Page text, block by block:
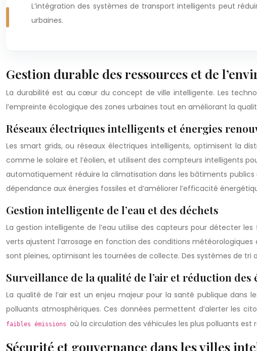
L’intégration des systèmes de transport intelligents peut
urbaines.
Gestion durable des ressources et de
La durabilité est au cœur du concept de ville intelligente. Les
l’empreinte écologique des zones urbaines tout en améliorant la
Réseaux électriques intelligents et énergies
Les smart grids, ou réseaux électriques intelligents, optimisent la
comme le solaire et l’éolien, et utilisent des compteurs intelligents
automatiquement réduire la climatisation dans les bâtiments
dépendance aux énergies fossiles et d’améliorer l’efficacité
Gestion intelligente de l’eau et des déchets
La gestion intelligente de l’eau utilise des capteurs pour détecter
verts ajustent l’arrosage en fonction des conditions
sont pleines, optimisant les tournées de collecte. Des systèmes de
Surveillance de la qualité de l’air et réduction des
La qualité de l’air est un enjeu majeur pour la santé publique dans
polluants atmosphériques. Ces données permettent d’alerter les
faibles émissions où la circulation des véhicules les plus polluants
Sécurité et gouvernance dans les villes